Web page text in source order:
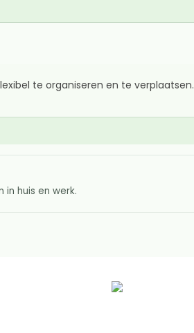
te organiseren en te verplaatsen.
huis en werk.